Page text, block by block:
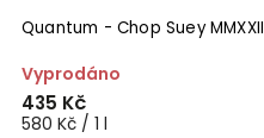
Quantum - Chop Suey MMXXII
Vyprodáno
435 Kč
580 Kč / 1 l